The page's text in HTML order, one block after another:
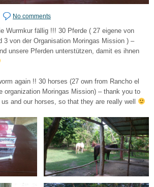
No comments
Wurmkur fällig !!! 30 Pferde ( 27 eigene von
3 von der Organisation Moringas Mission ) –
unsere Pferden unterstützen, damit es ihnen
again !! 30 horses (27 own from Rancho el
organization Moringas Mission) – thank you to
and our horses, so that they are really well